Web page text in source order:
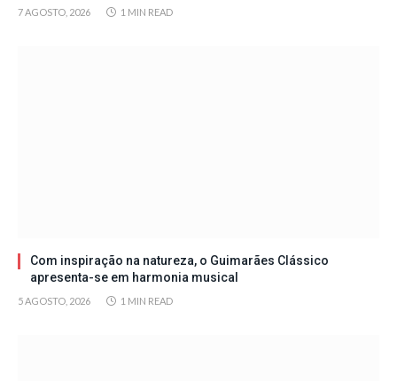
7 AGOSTO, 2026 1 MIN READ
Com inspiração na natureza, o Guimarães Clássico
apresenta-se em harmonia musical
5 AGOSTO, 2026 1 MIN READ